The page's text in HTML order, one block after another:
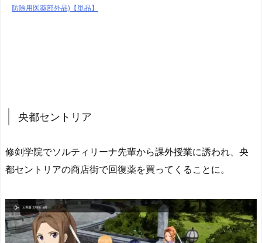
防除用医薬部外品)【単品】
央都セントリア
修剣学院でソルティリーナ先輩から課外授業に誘われ、央
都セントリアの商店街で回復薬を買ってくることに。